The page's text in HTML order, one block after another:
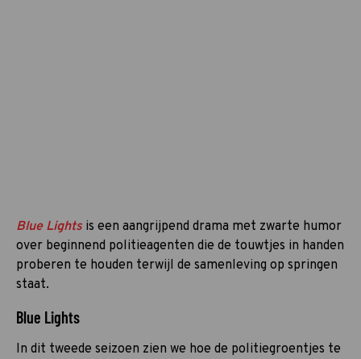
Blue Lights is een aangrijpend drama met zwarte humor
over beginnend politieagenten die de touwtjes in handen
proberen te houden terwijl de samenleving op springen
staat.
Blue Lights
In dit tweede seizoen zien we hoe de politiegroentjes te